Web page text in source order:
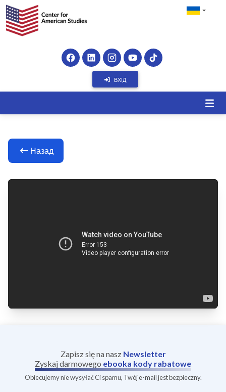
ВХІД
Назад
Zapisz się na nasz Newsletter
Zyskaj darmowego ebooka kody rabatowe
Obiecujemy nie wysyłać Ci spamu, Twój e-mail jest bezpieczny.